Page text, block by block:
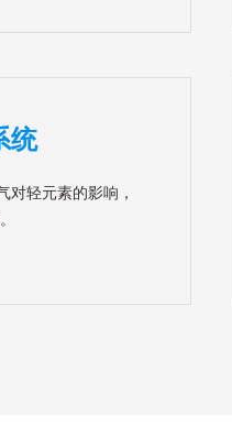
统
对轻元素的影响，